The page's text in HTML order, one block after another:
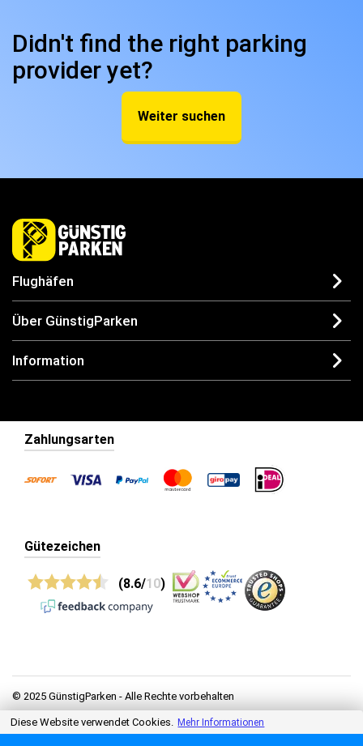
Didn't find the right parking
provider yet?
Weiter suchen
Flughäfen
Über GünstigParken
Information
Zahlungsarten
Gütezeichen
(8.6/10)
© 2025 GünstigParken - Alle Rechte vorbehalten
Datenschutz
Diese Website verwendet Cookies. Mehr Informationen